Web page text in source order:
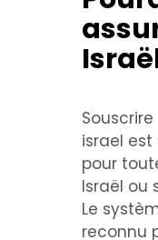
israel
pour
Israël ou
Le
reconnu